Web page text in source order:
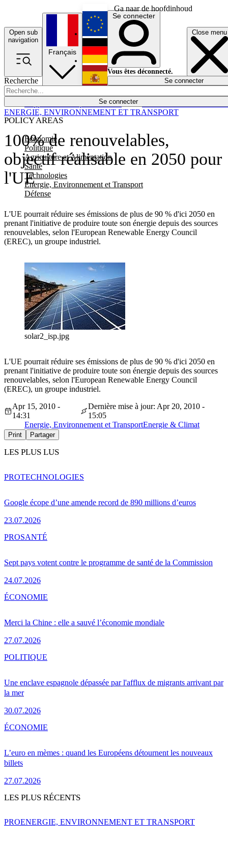
Ga naar de hoofdinhoud
Open sub
navigation
Close menu
Recherche
Se connecter
POLICY AREAS
Economie
Politique
Agriculture et Alimentation
Santé
Technologies
Energie, Environnement et Transport
Défense
Économie
Français
English
Deutsch
Español
Se connecter
Vous êtes déconnecté.
Se connecter
100% de renouvelables,
objectif réalisable en 2050 pour
l'UE
L'UE pourrait réduire ses émissions de plus de 90 % d'ici 2050 en
prenant l'initiative de produire toute son énergie depuis des sources
renouvelables, selon l'European Renewable Energy Council
(EREC), un groupe industriel.
ENERGIE, ENVIRONNEMENT ET TRANSPORT
solar2_isp.jpg
L'UE pourrait réduire ses émissions de plus de 90 % d'ici 2050 en
prenant l'initiative de produire toute son énergie depuis des sources
renouvelables, selon l'European Renewable Energy Council
(EREC), un groupe industriel.
Apr 15, 2010 -
14:31
Dernière mise à jour: Apr 20, 2010 -
15:05
Energie, Environnement et TransportEnergie & Climat
Print Partager
LES PLUS LUS
Google écope d’une amende record de 890 millions d’euros
23.07.2026
PROTECHNOLOGIES
Sept pays votent contre le programme de santé de la Commission
24.07.2026
PROSANTÉ
Merci la Chine : elle a sauvé l’économie mondiale
27.07.2026
ÉCONOMIE
Une enclave espagnole dépassée par l'afflux de migrants arrivant par
la mer
30.07.2026
POLITIQUE
L’euro en mèmes : quand les Européens détournent les nouveaux
billets
27.07.2026
ÉCONOMIE
LES PLUS RÉCENTS
PROENERGIE, ENVIRONNEMENT ET TRANSPORT